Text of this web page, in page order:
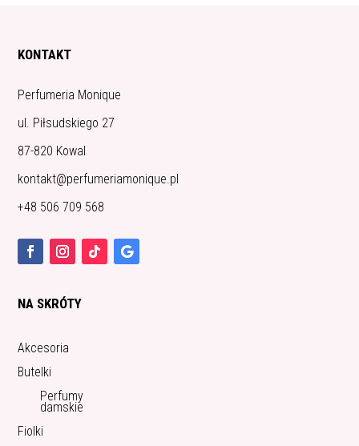
KONTAKT
Perfumeria Monique
ul. Piłsudskiego 27
87-820 Kowal
kontakt@perfumeriamonique.pl
+48 506 709 568
NA SKRÓTY
Akcesoria
Butelki
Perfumy
damskie
Fiolki